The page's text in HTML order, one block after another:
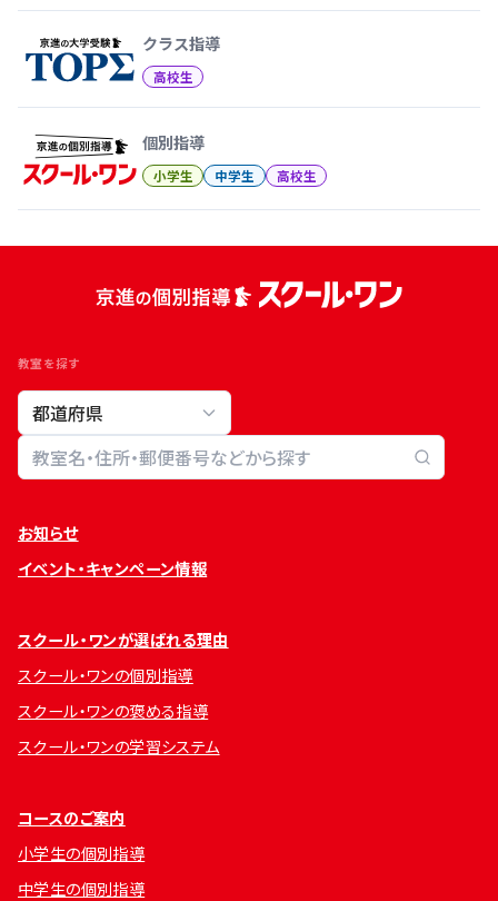
クラス指導
高校生
個別指導
小学生 中学生 高校生
教室を探す
教室検索
お知らせ
イベント・キャンペーン情報
スクール・ワンが選ばれる理由
スクール・ワンの個別指導
スクール・ワンの褒める指導
スクール・ワンの学習システム
コースのご案内
小学生の個別指導
中学生の個別指導